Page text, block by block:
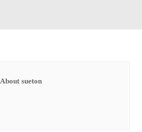
About sueton